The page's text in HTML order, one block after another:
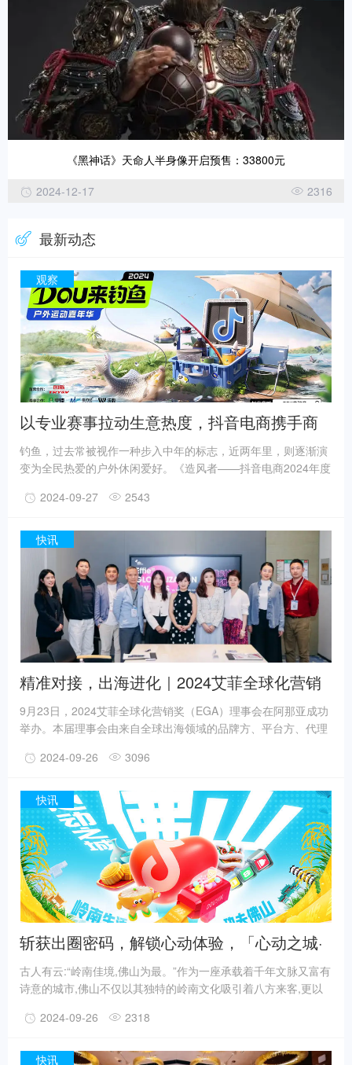
《黑神话》天命人半身像开启预售：33800元
2024-12-17
2316
最新动态
观察
以专业赛事拉动生意热度，抖音电商携手商
家开辟增长新路径
钓鱼，过去常被视作一种步入中年的标志，近两年里，则逐渐演
变为全民热爱的户外休闲爱好。《造风者——抖音电商2024年度
数接近2000万。伴随着垂钓运动在抖音平台的持续火热，抖音体
运动嘉年华」IP赛事活动，为垂钓类目的商家提供生意增长新机
遇。作为抖音体育主导运营的长期IP赛事，从2021年以来已经成
功举行三届，这是「DOU来钓鱼」长线活动的第四次亮相。
2024-09-27 2543
快讯
精准对接，出海进化｜2024艾菲全球化营销
奖理事会成功举办！
9月23日，2024艾菲全球化营销奖（EGA）理事会在阿那亚成功
举办。本届理事会由来自全球出海领域的品牌方、平台方、代理
化和中国品牌更好地“走出去”进行探讨，并聚焦出海营销现实挑
得行业的广泛关注和踊跃报名，报赛案例涉及50+品牌，参与报
赛的新公司占比达到40%，其中汽车出海占比达到23%。
2024-09-26 3096
快讯
斩获出圈密码，解锁心动体验，「心动之城·
佛山站」精彩收官！
古人有云:“岭南佳境,佛山为最。”作为一座承载着千年文脉又富有
诗意的城市,佛山不仅以其独特的岭南文化吸引着八方来客,更以
蕴下,佛山也孕育出了一批兼具文化传承和绝佳技艺的老字号商
山心动时刻,8月15日至8月31日,抖音生活服务“心动之城”和“心动
2024-09-26 2318
快讯